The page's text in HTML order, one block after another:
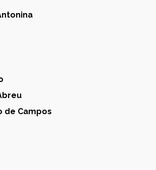
de Campos